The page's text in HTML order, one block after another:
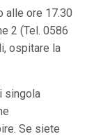
alle ore 17.30
2 (Tel. 0586
ospitare la
singola
Se siete